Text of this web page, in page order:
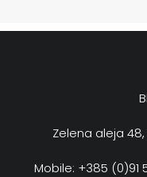
Zelena aleja
Mobile: +385 (0)91